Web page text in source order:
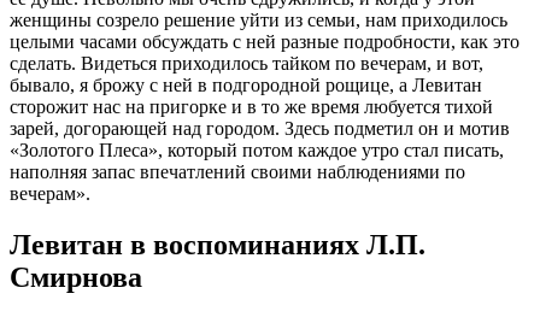
женщины созрело решение уйти из семьи, нам приходилось
целыми часами обсуждать с ней разные подробности, как это
сделать. Видеться приходилось тайком по вечерам, и вот,
бывало, я брожу с ней в подгородной рощице, а Левитан
сторожит нас на пригорке и в то же время любуется тихой
зарей, догорающей над городом. Здесь подметил он и мотив
«Золотого Плеса», который потом каждое утро стал писать,
наполняя запас впечатлений своими наблюдениями по
вечерам».
Левитан в воспоминаниях Л.П.
Смирнова